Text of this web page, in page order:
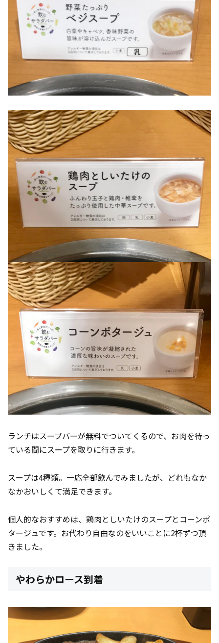
ランチはスープバーが無料でついてくるので、お肉を待っ
ている間にスープを取りに行きます。
スープは4種類。一応全部飲んでみましたが、どれもなか
なかおいしくて満足できます。
個人的なおすすめは、鶏肉としいたけのスープとコーンポ
タージュです。お代わり自由なのをいいことに2杯ずつ頂
きました。
やわらかロース到着